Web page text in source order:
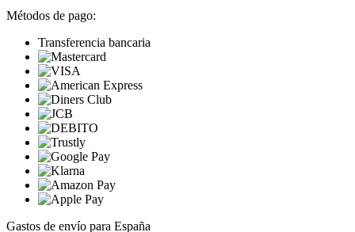
Métodos de pago:
Transferencia bancaria
Gastos de envío para España